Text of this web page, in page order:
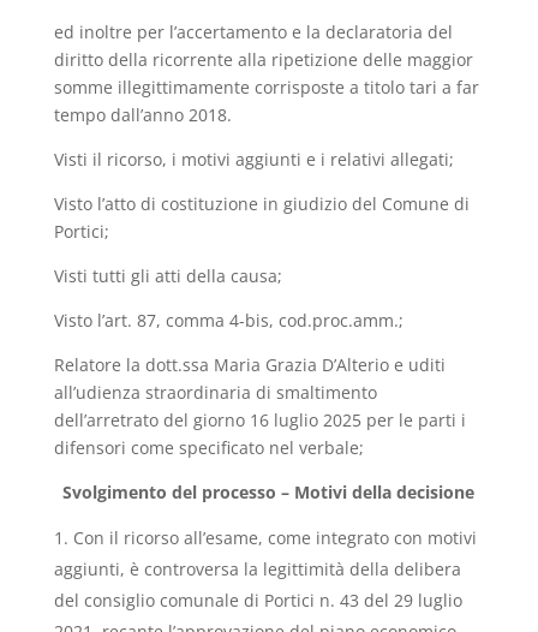
ed inoltre per l’accertamento e la declaratoria del
diritto della ricorrente alla ripetizione delle maggior
somme illegittimamente corrisposte a titolo tari a far
tempo dall’anno 2018.
Visti il ricorso, i motivi aggiunti e i relativi allegati;
Visto l’atto di costituzione in giudizio del Comune di
Portici;
Visti tutti gli atti della causa;
Visto l’art. 87, comma 4-bis, cod.proc.amm.;
Relatore la dott.ssa Maria Grazia D’Alterio e uditi
all’udienza straordinaria di smaltimento
dell’arretrato del giorno 16 luglio 2025 per le parti i
difensori come specificato nel verbale;
Svolgimento del processo – Motivi della decisione
Con il ricorso all’esame, come integrato con motivi
aggiunti, è controversa la legittimità della delibera
del consiglio comunale di Portici n. 43 del 29 luglio